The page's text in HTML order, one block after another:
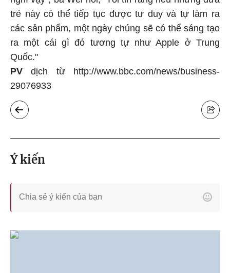
trẻ này có thể tiếp tục được tư duy và tự làm ra
các sản phẩm, một ngày chúng sẽ có thể sáng tạo
ra một cái gì đó tương tự như Apple ở Trung
Quốc."
PV dịch từ http://www.bbc.com/news/business-
29076933
Ý kiến